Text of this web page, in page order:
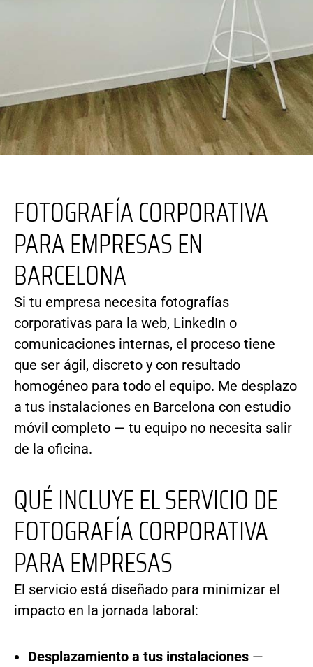
FOTOGRAFÍA CORPORATIVA
PARA EMPRESAS EN
BARCELONA
Si tu empresa necesita fotografías
corporativas para la web, LinkedIn o
comunicaciones internas, el proceso tiene
que ser ágil, discreto y con resultado
homogéneo para todo el equipo. Me desplazo
a tus instalaciones en Barcelona con estudio
móvil completo — tu equipo no necesita salir
de la oficina.
QUÉ INCLUYE EL SERVICIO DE
FOTOGRAFÍA CORPORATIVA
PARA EMPRESAS
El servicio está diseñado para minimizar el
impacto en la jornada laboral:
Desplazamiento a tus instalaciones —